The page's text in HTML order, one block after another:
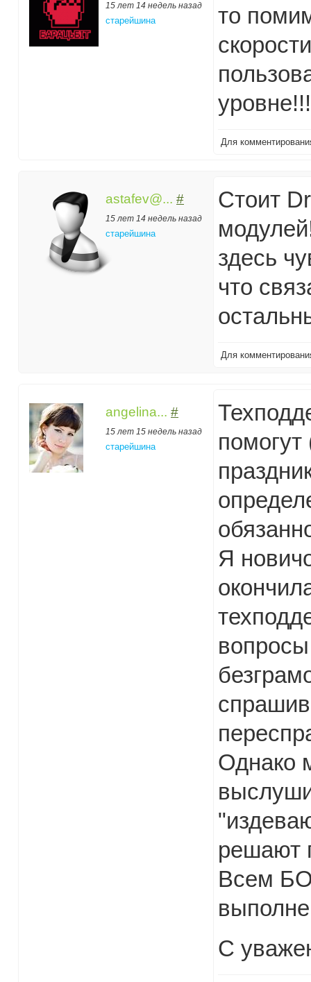
15 лет 14 недель назад
старейшина
то
уровне!!!
Для
astafev@... #
15 лет 14 недель назад
старейшина
Стоит
здесь
что
Для
angelina... #
15 лет 15 недель назад
старейшина
Я
Однако
решают
Всем
С